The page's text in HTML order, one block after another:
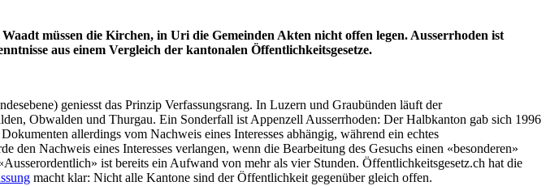
müssen die Kirchen, in Uri die Gemeinden Akten nicht offen legen. Ausserrhoden ist
aus einem Vergleich der kantonalen Öffentlichkeitsgesetze.
geniesst das Prinzip Verfassungsrang. In Luzern und Graubünden läuft der
Obwalden und Thurgau. Ein Sonderfall ist Appenzell Ausserrhoden: Der Halbkanton gab sich 1996
allerdings vom Nachweis eines Interesses abhängig, während ein echtes
Nachweis eines Interesses verlangen, wenn die Bearbeitung des Gesuchs einen «besonderen»
ist bereits ein Aufwand von mehr als vier Stunden. Öffentlichkeitsgesetz.ch hat die
macht klar: Nicht alle Kantone sind der Öffentlichkeit gegenüber gleich offen.